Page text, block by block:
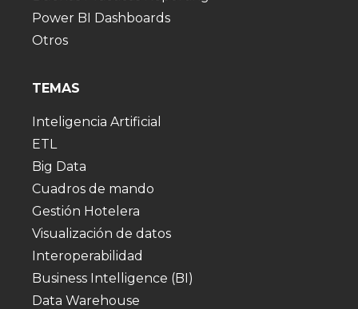
Power BI Dashboards
Otros
TEMAS
Inteligencia Artificial
ETL
Big Data
Cuadros de mando
Gestión Hotelera
Visualización de datos
Interoperabilidad
Business Intelligence (BI)
Data Warehouse